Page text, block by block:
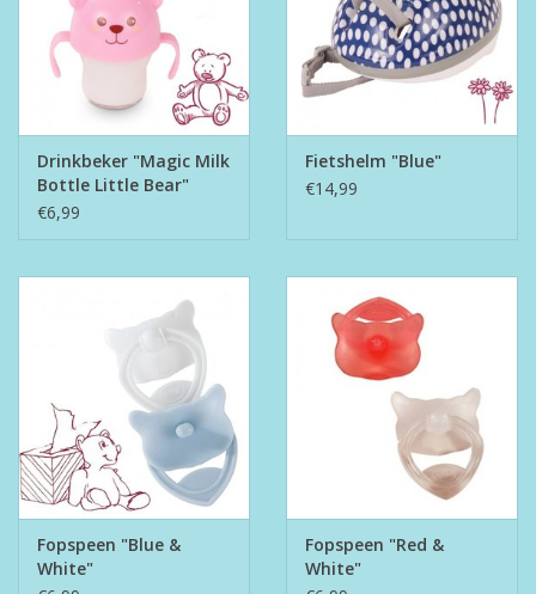
Drinkbeker "Magic Milk
Bottle Little Bear"
€6,99
Fietshelm "Blue"
€14,99
Fopspeen "Blue &
White"
Fopspeen "Red &
White"